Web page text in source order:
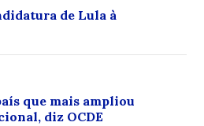
de Lula à
que mais ampliou
diz OCDE